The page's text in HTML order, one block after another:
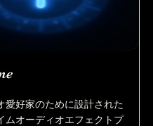
愛好家のために設計された
ムオーディオエフェクトプ